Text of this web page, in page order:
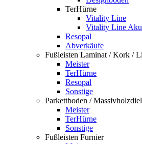
TerHürne
Vitality Line
Vitality Line
Resopal
Abverkäufe
Fußleisten Laminat / Kork /
Meister
TerHürne
Resopal
Sonstige
Parkettboden /
Meister
TerHürne
Sonstige
Fußleisten Furnier